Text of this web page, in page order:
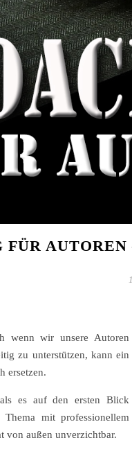
FÜR
wenn wir unsere Autoren
zu unterstützen, kann ein
ersetzen.
es auf den ersten Blick
mit professionellem
von außen unverzichtbar.